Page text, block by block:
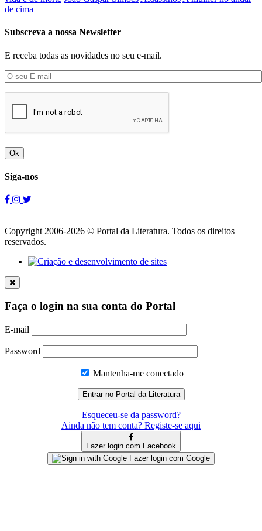
de cima
Subscreva a nossa Newsletter
E receba todas as novidades no seu e-mail.
Ok
Siga-nos
Copyright 2006-2026 © Portal da Literatura. Todos os direitos
reservados.
Faça o login na sua conta do Portal
E-mail
Password
Mantenha-me conectado
Esqueceu-se da password?
Ainda não tem conta? Registe-se aqui
Fazer login com Facebook
Fazer login com Google